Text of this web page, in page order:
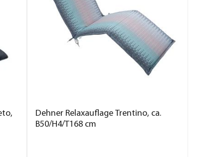
Dehner Relaxauflage Trentino, ca.
B50/H4/T168 cm